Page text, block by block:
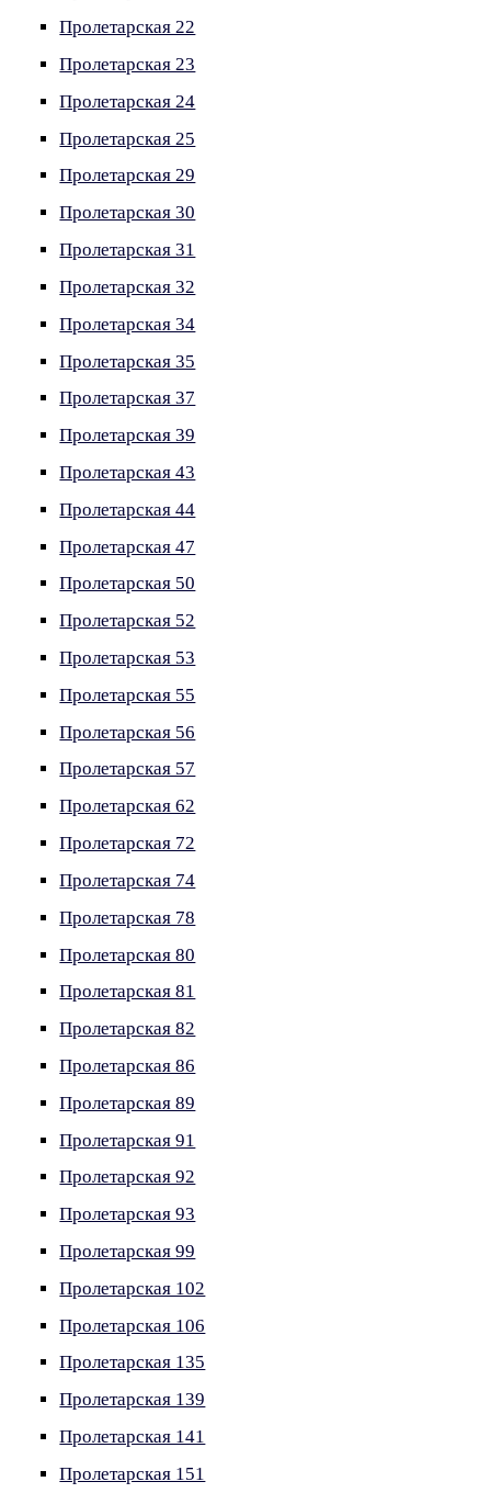
Пролетарская 22
Пролетарская 23
Пролетарская 24
Пролетарская 25
Пролетарская 29
Пролетарская 30
Пролетарская 31
Пролетарская 32
Пролетарская 34
Пролетарская 35
Пролетарская 37
Пролетарская 39
Пролетарская 43
Пролетарская 44
Пролетарская 47
Пролетарская 50
Пролетарская 52
Пролетарская 53
Пролетарская 55
Пролетарская 56
Пролетарская 57
Пролетарская 62
Пролетарская 72
Пролетарская 74
Пролетарская 78
Пролетарская 80
Пролетарская 81
Пролетарская 82
Пролетарская 86
Пролетарская 89
Пролетарская 91
Пролетарская 92
Пролетарская 93
Пролетарская 99
Пролетарская 102
Пролетарская 106
Пролетарская 135
Пролетарская 139
Пролетарская 141
Пролетарская 151